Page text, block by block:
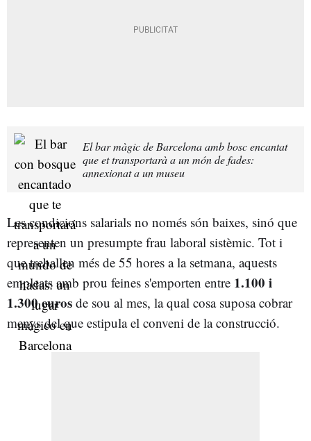
El bar màgic de Barcelona amb bosc encantat
que et transportarà a un món de fades:
annexionat a un museu
Les condicions salarials no només són baixes, sinó que
representen un presumpte frau laboral sistèmic. Tot i
que treballen més de 55 hores a la setmana, aquests
empleats amb prou feines s'emporten entre 1.100 i
1.300 euros de sou al mes, la qual cosa suposa cobrar
menys del que estipula el conveni de la construcció.